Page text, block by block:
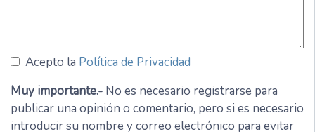
Acepto la Política de Privacidad
Muy importante.- No es necesario registrarse para
publicar una opinión o comentario, pero si es necesario
introducir su nombre y correo electrónico para evitar